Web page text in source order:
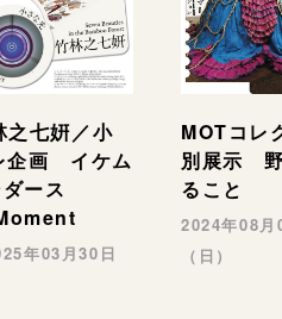
七姸／小
企画 イケム
ース
年03月30日
MOTコレ
別展示
ること
2024年08
（日）